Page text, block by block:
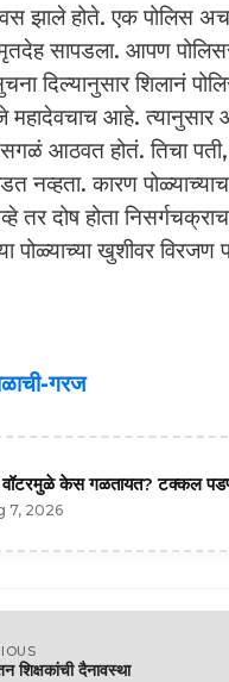
होते. एक पोलिस
सापडला. आपण
शिलानं
महादेवचाच आहे. त्यानुसार
होतं. तिचा पती,
नव्हता. कारण पोळ्याच्याच
तर दोष होता
पोळ्याच्या खुशीवर विरजण
गरज
वॉटरमुळे केस गळतायत? टक्कल
7, 2026
शिक्षकांची दैनावस्था